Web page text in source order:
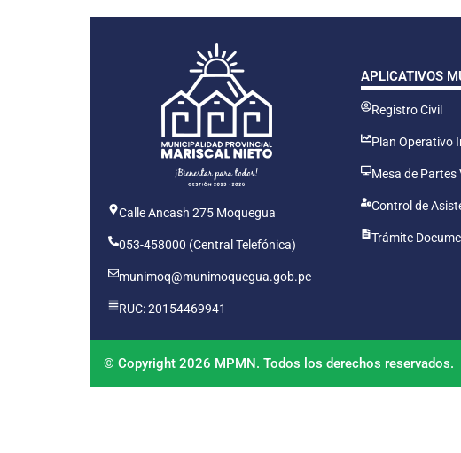
Calle Ancash 275 Moquegua
053-458000 (Central Telefónica)
munimoq@munimoquegua.gob.pe
RUC: 20154469941
APLICATIVOS
Registro Civil
Plan Operativo
Mesa de Partes
Control de
Trámite
© Copyright 2026 MPMN. Todos los derechos reservados.